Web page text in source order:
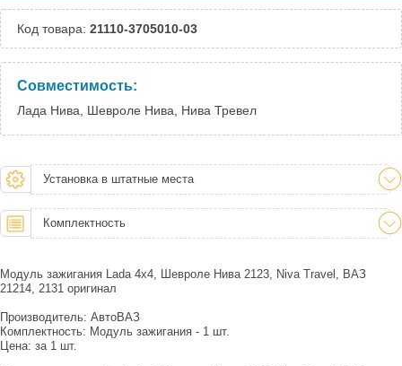
Самара:
Тверь:
Тюмень:
Под заказ
Челябинск:
Под заказ
Код товара: 21110-3705010-03
Совместимость:
Лада Нива, Шевроле Нива, Нива Тревел
Установка в штатные места
Комплектность
Модуль зажигания Lada 4х4, Шевроле Нива 2123, Niva Travel, ВАЗ
21214, 2131 оригинал
Производитель: АвтоВАЗ
Комплектность: Модуль зажигания - 1 шт.
Цена: за 1 шт.